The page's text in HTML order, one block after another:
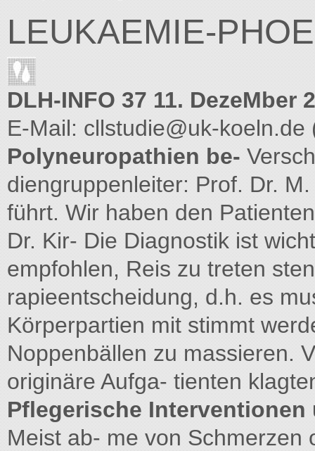
LEUKAEMIE-
DLH-INFO 37 11. DezeMber
E-Mail: cllstudie@uk-koeln.de
Polyneuropathien be-
diengruppenleiter: Prof. Dr.
führt. Wir haben den
Dr. Kir- Die Diagnostik ist
empfohlen, Reis zu treten
rapieentscheidung, d.h. es
Körperpartien mit stimmt
Noppenbällen zu massieren.
originäre Aufga- tienten
Pflegerische
Meist ab- me von Schmerzen